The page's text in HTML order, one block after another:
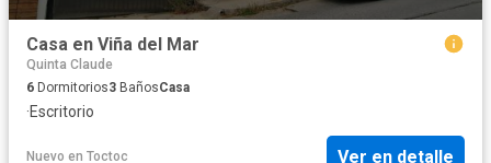
Casa en Viña del Mar
Quinta Claude
6 Dormitorios3 BañosCasa
·Escritorio
Nuevo en Toctoc Ver en detalle